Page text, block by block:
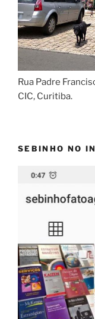
Rua Padre
CIC, Curitiba.
SEBINHO NO